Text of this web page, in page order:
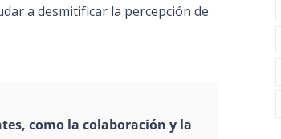
a desmitificar la percepción de
como la colaboración y la